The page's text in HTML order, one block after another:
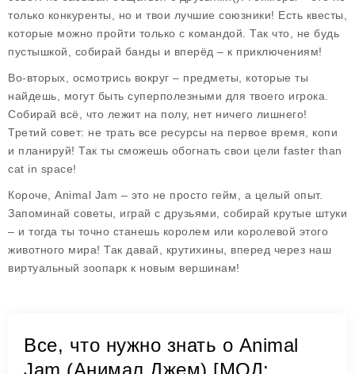
только конкуренты, но и твои лучшие союзники! Есть квесты,
которые можно пройти только с командой. Так что, не будь
пустышкой, собирай банды и вперёд – к приключениям!
Во-вторых, осмотрись вокруг – предметы, которые ты
найдешь, могут быть суперполезными для твоего игрока.
Собирай всё, что лежит на полу, нет ничего лишнего!
Третий совет: не трать все ресурсы на первое время, копи
и планируй! Так ты сможешь обогнать свои цели faster than
cat in space!
Короче, Animal Jam – это не просто гейм, а целый опыт.
Запоминай советы, играй с друзьями, собирай крутые штуки
– и тогда ты точно станешь королем или королевой этого
животного мира! Так давай, крутихины, вперед через наш
виртуальный зоопарк к новым вершинам!
Все, что нужно знать о Animal
Jam (Анимал Джем) [МОД: